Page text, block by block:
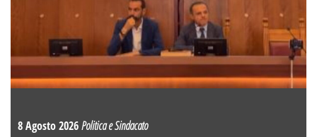
8 Agosto 2026Politica e Sindacato